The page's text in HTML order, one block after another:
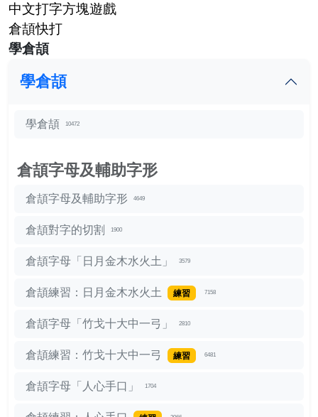
中文打字方塊遊戲
倉頡快打
學倉頡
學倉頡
學倉頡 10472
倉頡字母及輔助字形
倉頡字母及輔助字形 4649
倉頡對字的切割 1900
倉頡字母「日月金木水火土」 3579
倉頡練習：日月金木水火土 練習 7158
倉頡字母「竹戈十大中一弓」 2810
倉頡練習：竹戈十大中一弓 練習 6481
倉頡字母「人心手口」 1704